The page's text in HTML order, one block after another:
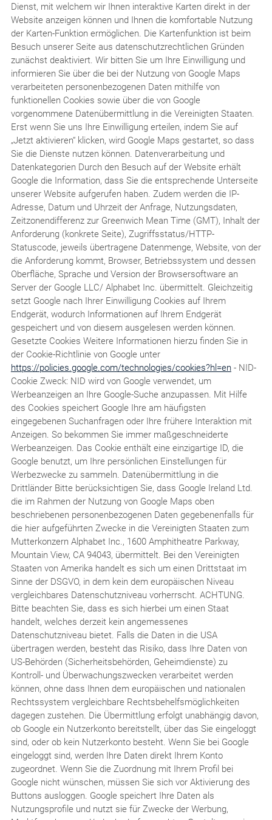
Dienst, mit welchem wir Ihnen interaktive Karten direkt in der
Website anzeigen können und Ihnen die komfortable Nutzung
der Karten-Funktion ermöglichen. Die Kartenfunktion ist beim
Besuch unserer Seite aus datenschutzrechtlichen Gründen
zunächst deaktiviert. Wir bitten Sie um Ihre Einwilligung und
informieren Sie über die bei der Nutzung von Google Maps
verarbeiteten personenbezogenen Daten mithilfe von
funktionellen Cookies sowie über die von Google
vorgenommene Datenübermittlung in die Vereinigten Staaten.
Erst wenn Sie uns Ihre Einwilligung erteilen, indem Sie auf
„Jetzt aktivieren“ klicken, wird Google Maps gestartet, so dass
Sie die Dienste nutzen können. Datenverarbeitung und
Datenkategorien Durch den Besuch auf der Website erhält
Google die Information, dass Sie die entsprechende Unterseite
unserer Website aufgerufen haben. Zudem werden die IP-
Adresse, Datum und Uhrzeit der Anfrage, Nutzungsdaten,
Zeitzonendifferenz zur Greenwich Mean Time (GMT), Inhalt der
Anforderung (konkrete Seite), Zugriffsstatus/HTTP-
Statuscode, jeweils übertragene Datenmenge, Website, von der
die Anforderung kommt, Browser, Betriebssystem und dessen
Oberfläche, Sprache und Version der Browsersoftware an
Server der Google LLC/ Alphabet Inc. übermittelt. Gleichzeitig
setzt Google nach Ihrer Einwilligung Cookies auf Ihrem
Endgerät, wodurch Informationen auf Ihrem Endgerät
gespeichert und von diesem ausgelesen werden können.
Gesetzte Cookies Weitere Informationen hierzu finden Sie in
der Cookie-Richtlinie von Google unter
https://policies.google.com/technologies/cookies?hl=en- NID-
Cookie Zweck: NID wird von Google verwendet, um
Werbeanzeigen an Ihre Google-Suche anzupassen. Mit Hilfe
des Cookies speichert Google Ihre am häufigsten
eingegebenen Suchanfragen oder Ihre frühere Interaktion mit
Anzeigen. So bekommen Sie immer maßgeschneiderte
Werbeanzeigen. Das Cookie enthält eine einzigartige ID, die
Google benutzt, um Ihre persönlichen Einstellungen für
Werbezwecke zu sammeln. Datenübermittlung in die
Drittländer Bitte berücksichtigen Sie, dass Google Ireland Ltd.
die im Rahmen der Nutzung von Google Maps oben
beschriebenen personenbezogenen Daten gegebenenfalls für
die hier aufgeführten Zwecke in die Vereinigten Staaten zum
Mutterkonzern Alphabet Inc., 1600 Amphitheatre Parkway,
Mountain View, CA 94043, übermittelt. Bei den Vereinigten
Staaten von Amerika handelt es sich um einen Drittstaat im
Sinne der DSGVO, in dem kein dem europäischen Niveau
vergleichbares Datenschutzniveau vorherrscht. ACHTUNG.
Bitte beachten Sie, dass es sich hierbei um einen Staat
handelt, welches derzeit kein angemessenes
Datenschutzniveau bietet. Falls die Daten in die USA
übertragen werden, besteht das Risiko, dass Ihre Daten von
US-Behörden (Sicherheitsbehörden, Geheimdienste) zu
Kontroll- und Überwachungszwecken verarbeitet werden
können, ohne dass Ihnen dem europäischen und nationalen
Rechtssystem vergleichbare Rechtsbehelfsmöglichkeiten
dagegen zustehen. Die Übermittlung erfolgt unabhängig davon,
ob Google ein Nutzerkonto bereitstellt, über das Sie eingeloggt
sind, oder ob kein Nutzerkonto besteht. Wenn Sie bei Google
eingeloggt sind, werden Ihre Daten direkt Ihrem Konto
zugeordnet. Wenn Sie die Zuordnung mit Ihrem Profil bei
Google nicht wünschen, müssen Sie sich vor Aktivierung des
Buttons ausloggen. Google speichert Ihre Daten als
Nutzungsprofile und nutzt sie für Zwecke der Werbung,